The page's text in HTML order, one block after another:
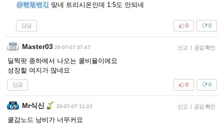
@핷뚟밳긳 맞네 트리시온인데 1:5도 안되네
답글 0
0
Master03 26-07-07 07:47 신고 | 공감 확인
딜찍팟 종하에서 나오는 쿨비율이에요
성장할 여지가 많네요
답글 0
0
Mr식신 26-07-07 11:22 신고 | 공감 확인
쿨감노드 낭비가 너무커요